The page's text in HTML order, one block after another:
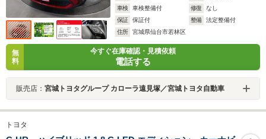
車検
車検整備付 修復
なし
保証
保証付 整備
法定整備付
住所
宮城県仙台市若林区
無
料
今すぐ在庫確認・見積依頼
電話する
販売店： 宮城トヨタグループ カローラ遠見塚／宮城トヨタ自動車
トヨタ